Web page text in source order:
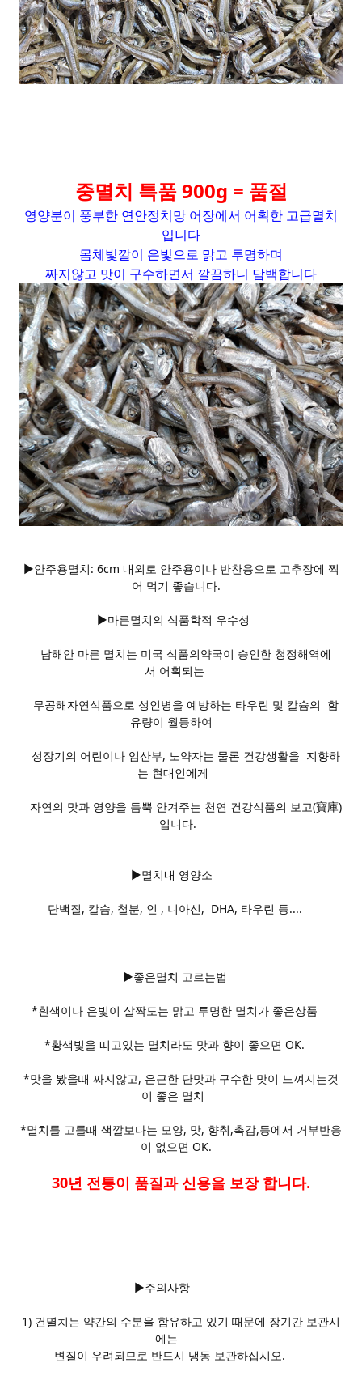
중멸치 특품 900g = 품절
영양분이 풍부한 연안정치망 어장에서 어획한 고급멸치
입니다
몸체빛깔이 은빛으로 맑고 투명하며
짜지않고 맛이 구수하면서 깔끔하니 담백합니다
▶안주용멸치: 6cm 내외로 안주용이나 반찬용으로 고추장에 찍
어 먹기 좋습니다.
▶마른멸치의 식품학적 우수성
남해안 마른 멸치는 미국 식품의약국이 승인한 청정해역에
서 어획되는
무공해자연식품으로 성인병을 예방하는 타우린 및 칼슘의 함
유량이 월등하여
성장기의 어린이나 임산부, 노약자는 물론 건강생활을 지향하
는 현대인에게
자연의 맛과 영양을 듬뿍 안겨주는 천연 건강식품의 보고(寶庫)
입니다.
▶멸치내 영양소
단백질, 칼슘, 철분, 인 , 니아신, DHA, 타우린 등....
▶좋은멸치 고르는법
*흰색이나 은빛이 살짝도는 맑고 투명한 멸치가 좋은상품
*황색빛을 띠고있는 멸치라도 맛과 향이 좋으면 OK.
*맛을 봤을때 짜지않고, 은근한 단맛과 구수한 맛이 느껴지는것
이 좋은 멸치
*멸치를 고를때 색깔보다는 모양, 맛, 향취,촉감,등에서 거부반응
이 없으면 OK.
30년 전통이 품질과 신용을 보장 합니다.
▶주의사항
1) 건멸치는 약간의 수분을 함유하고 있기 때문에 장기간 보관시
에는
변질이 우려되므로 반드시 냉동 보관하십시오.